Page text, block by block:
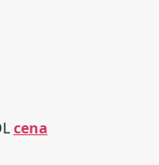
cena